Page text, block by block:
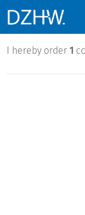
I hereby order1